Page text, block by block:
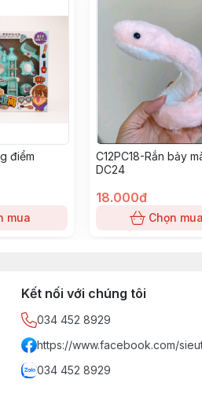
điểm
mua
C12PC18-Rắn bảy
DC24
18.000đ
Chọn mua
Kết nối với chúng tôi
034 452 8929
https://www.facebook.com/
034 452 8929